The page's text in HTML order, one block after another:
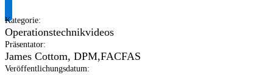
Kategorie:
Operationstechnikvideos
Präsentator:
James Cottom, DPM,FACFAS
Veröffentlichungsdatum: